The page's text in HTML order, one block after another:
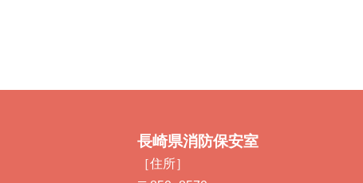
長崎県消防保安室
［住所］